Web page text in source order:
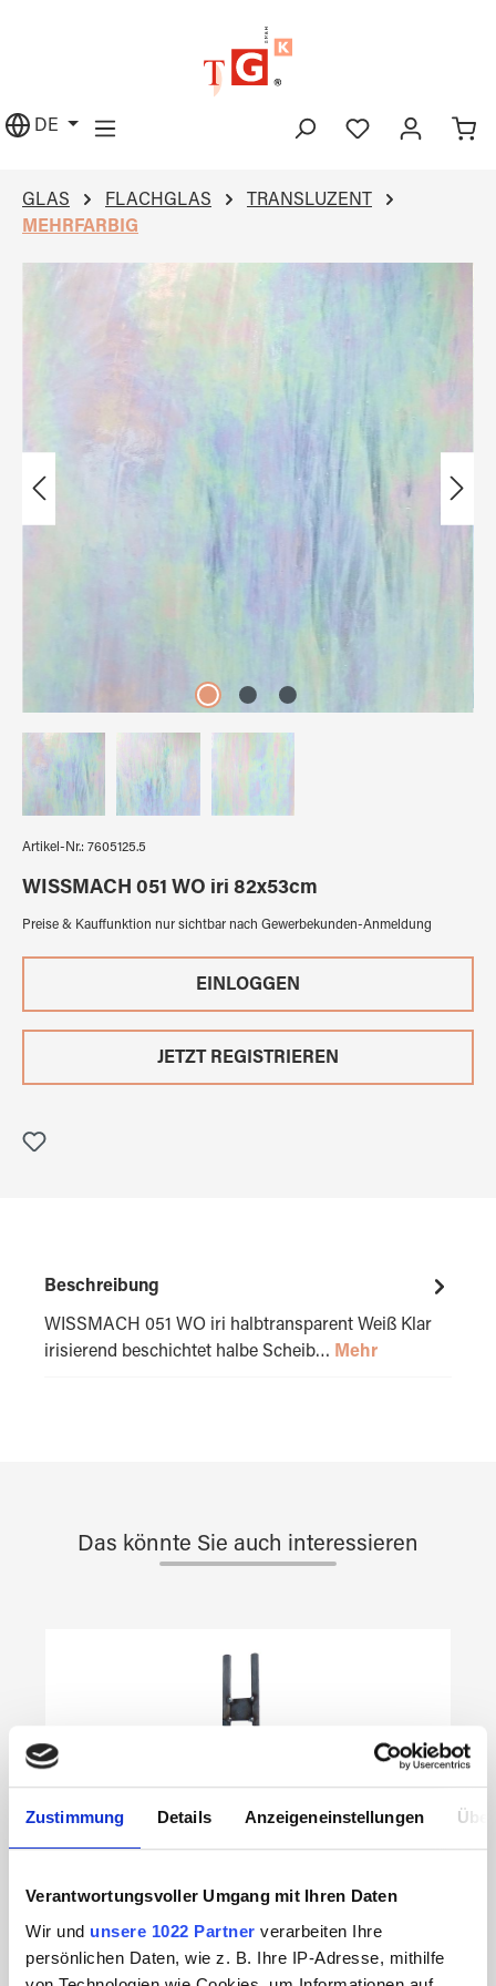
Zustimmung Details Anzeigeneinstellungen
Verantwortungsvoller Umgang mit Ihren Daten
Wir und unsere 1022 Partner verarbeiten Ihre
persönlichen Daten, wie z. B. Ihre IP-Adresse, mithilfe
DE
GLAS FLACHGLAS
TRANSLUZENT
MEHRFARBIG
Artikel-Nr.: 7605125.5
WISSMACH 051 WO iri 82x53cm
Preise & Kauffunktion nur sichtbar nach Gewerbekunden-Anmeldung
EINLOGGEN
JETZT REGISTRIEREN
Beschreibung
WISSMACH 051 WO iri halbtransparent Weiß Klar
irisierend beschichtet halbe Scheib… Mehr
Das könnte Sie auch interessieren